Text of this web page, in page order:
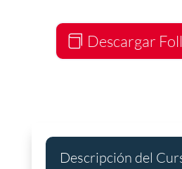
Descargar
Descripción del